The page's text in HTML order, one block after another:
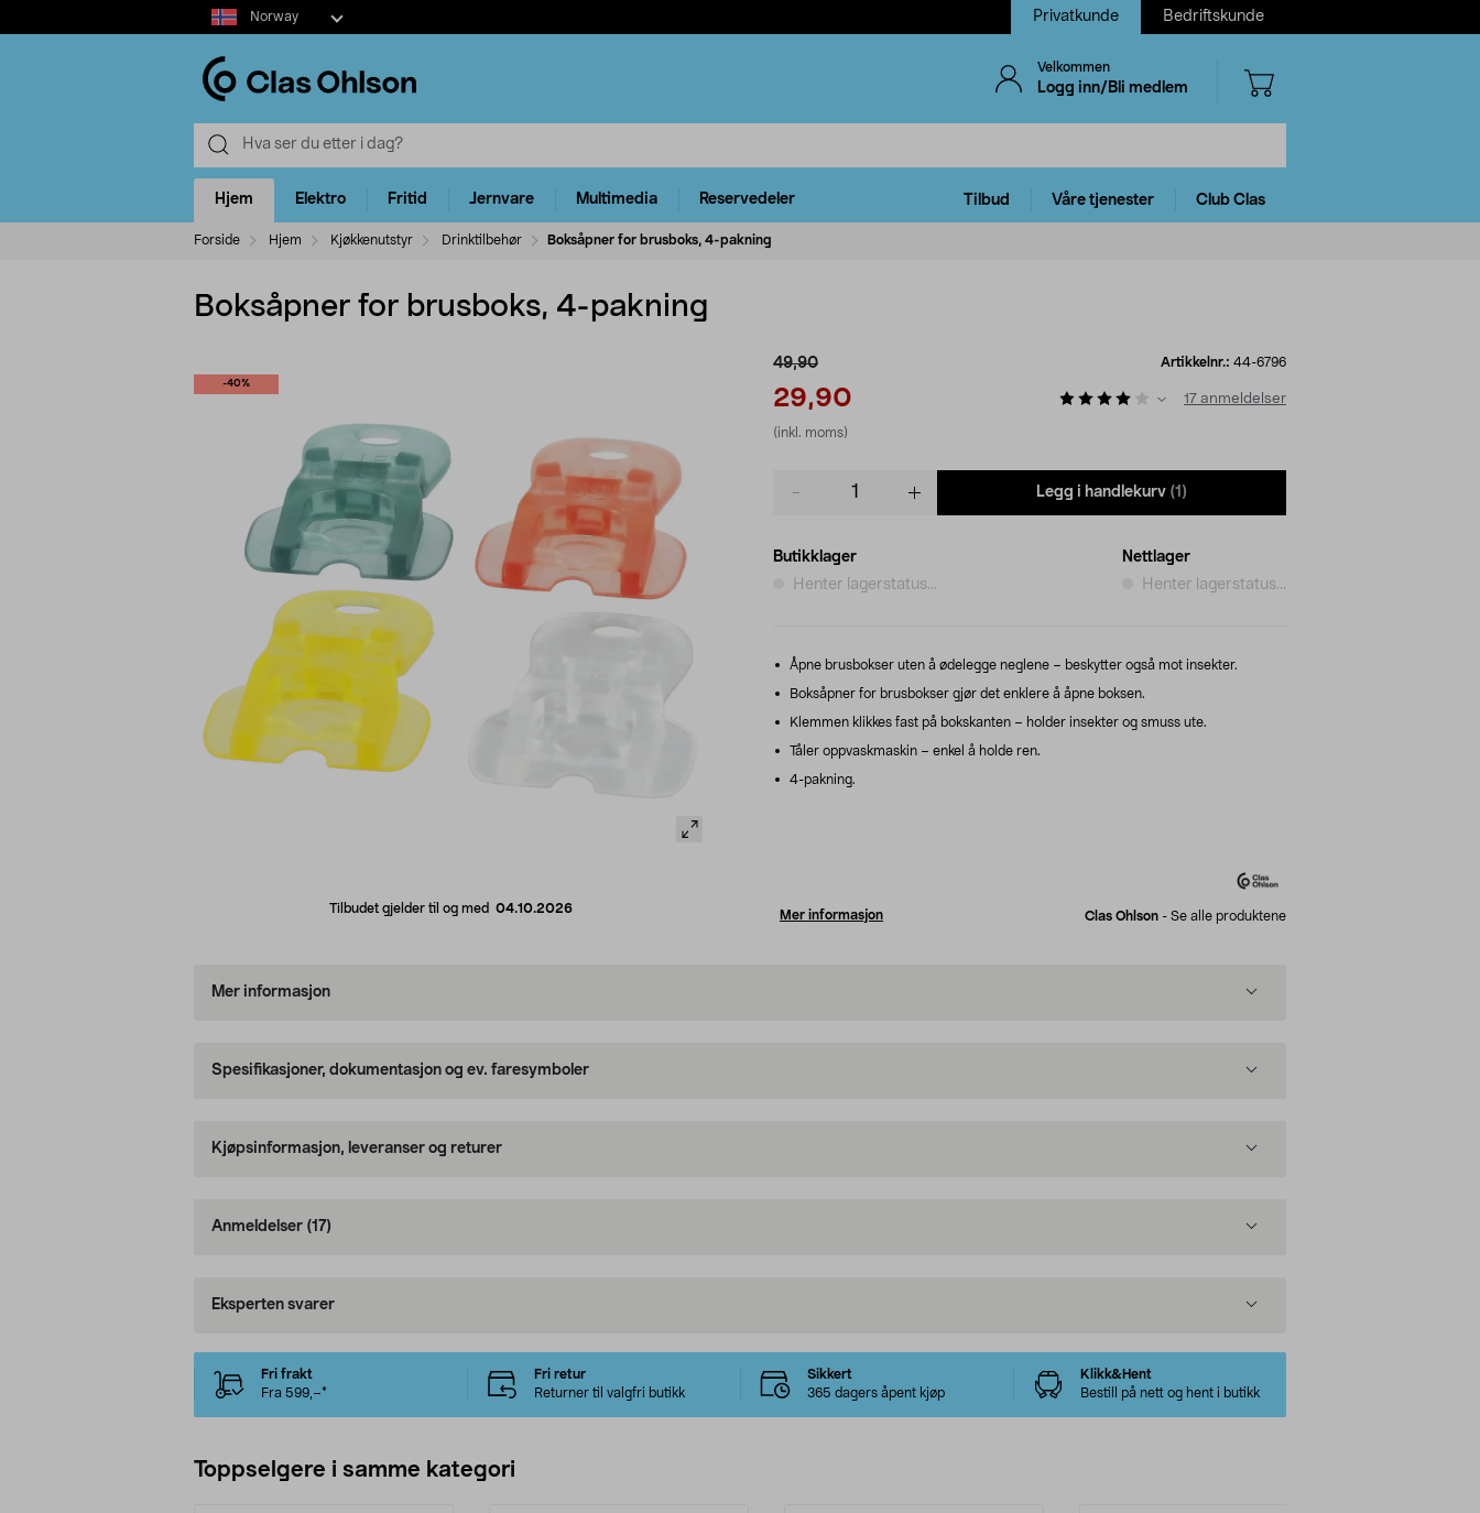
Select
market
Norway Privatkunde Bedriftskunde
Velkommen
Logg inn/Bli medlem
Hjem Elektro Fritid Jernvare Multimedia Reservedeler Tilbud Våre tjenester Club Clas
Forside Hjem Kjøkkenutstyr Drinktilbehør Boksåpner for brusboks, 4-pakning
Boksåpner for brusboks, 4-pakning
-40%
Tilbudet gjelder til og med 04.10.2026
49,90
29,90
(inkl. moms)
Artikkelnr.: 44-6796
17 anmeldelser
Legg i handlekurv (1)
Butikklager
Henter lagerstatus...
Nettlager
Henter lagerstatus...
Åpne brusbokser uten å ødelegge neglene – beskytter også mot insekter.
Boksåpner for brusbokser gjør det enklere å åpne boksen.
Klemmen klikkes fast på bokskanten – holder insekter og smuss ute.
Tåler oppvaskmaskin – enkel å holde ren.
4-pakning.
Mer informasjon Clas Ohlson - Se alle produktene
Mer informasjon
Spesifikasjoner, dokumentasjon og ev. faresymboler
Kjøpsinformasjon, leveranser og returer
Anmeldelser (17)
Eksperten svarer
Fri frakt
Fra 599,–*
Fri retur
Returner til valgfri butikk
Sikkert
365 dagers åpent kjøp
Klikk&Hent
Bestill på nett og hent i butikk
Toppselgere i samme kategori